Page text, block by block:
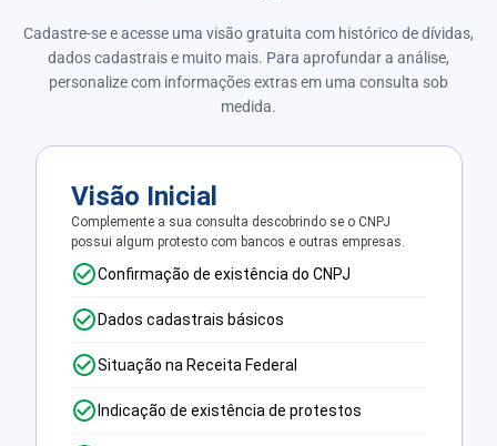
Cadastre-se e acesse uma visão gratuita com histórico de dívidas,
dados cadastrais e muito mais. Para aprofundar a análise,
personalize com informações extras em uma consulta sob
medida.
Visão Inicial
Complemente a sua consulta descobrindo se o CNPJ
possui algum protesto com bancos e outras empresas.
Confirmação de existência do CNPJ
Dados cadastrais básicos
Situação na Receita Federal
Indicação de existência de protestos